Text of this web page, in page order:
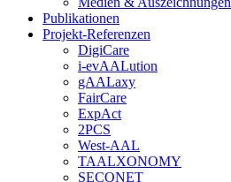
Publikationen
Projekt-Referenzen
DigiCare
i-evAALution
gAALaxy
FairCare
ExpAct
2PCS
West-AAL
TAALXONOMY
SECONET